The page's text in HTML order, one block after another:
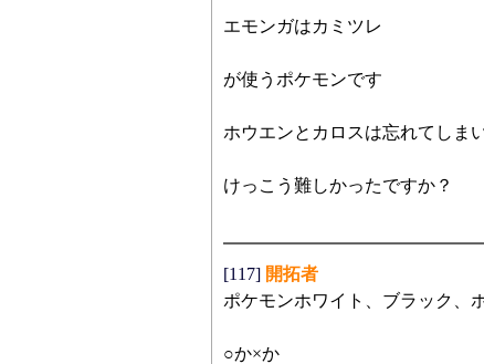
エモンガはカミツレ
が使うポケモンです
ホウエンとカロスは忘れてしま
けっこう難しかったですか？
[117] 開拓者
ポケモンホワイト、ブラック、
○か×か